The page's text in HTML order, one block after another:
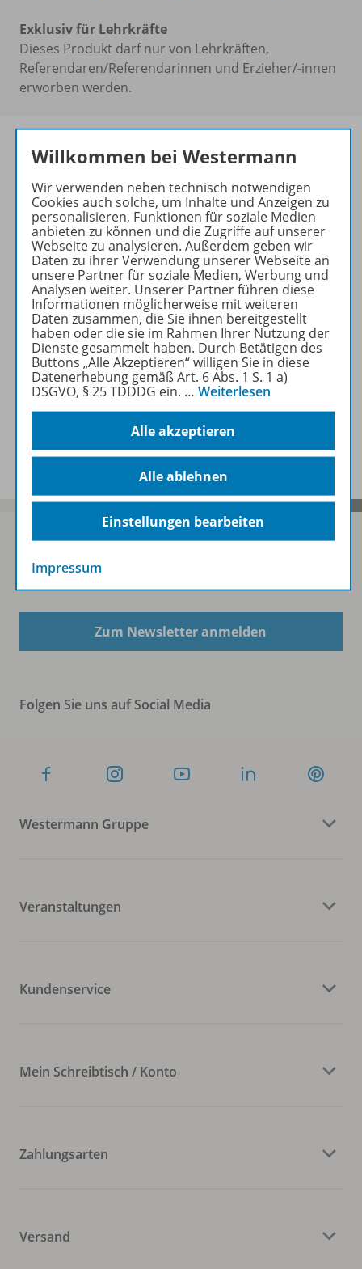
Exklusiv für Lehrkräfte
Dieses Produkt darf nur von Lehrkräften,
Referendaren/Referendarinnen und Erzieher/-innen
erworben werden.
Produktinformationen
Beschreibung
Zugehörige Produkte
Benachrichtigungs-Service
Veranstaltungen
Sofort profitieren
Zum Newsletter anmelden
Folgen Sie uns auf Social Media
Westermann Gruppe
Veranstaltungen
Kundenservice
Mein Schreibtisch / Konto
Zahlungsarten
Versand
Willkommen bei Westermann
Wir verwenden neben technisch notwendigen
Cookies auch solche, um Inhalte und Anzeigen zu
personalisieren, Funktionen für soziale Medien
anbieten zu können und die Zugriffe auf unserer
Webseite zu analysieren. Außerdem geben wir
Daten zu ihrer Verwendung unserer Webseite an
unsere Partner für soziale Medien, Werbung und
Analysen weiter. Unserer Partner führen diese
Informationen möglicherweise mit weiteren
Daten zusammen, die Sie ihnen bereitgestellt
haben oder die sie im Rahmen Ihrer Nutzung der
Dienste gesammelt haben. Durch Betätigen des
Buttons „Alle Akzeptieren“ willigen Sie in diese
Datenerhebung gemäß Art. 6 Abs. 1 S. 1 a)
DSGVO, § 25 TDDDG ein. … Weiterlesen
Alle akzeptieren
Alle ablehnen
Einstellungen bearbeiten
Impressum